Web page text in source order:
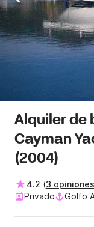
Alquiler de
Cayman
(2004)
4.2 (3 opiniones
Privado
Golfo